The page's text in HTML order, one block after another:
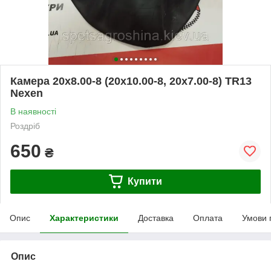
Камера 20x8.00-8 (20x10.00-8, 20x7.00-8) TR13
Nexen
В наявності
Роздріб
650 ₴
Купити
Опис Характеристики Доставка Оплата Умови
Опис